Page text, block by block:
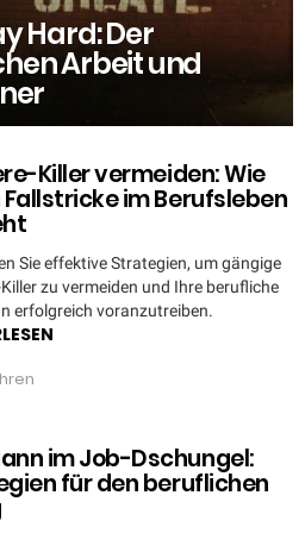
Hard: Der
Arbeit und
Killer vermeiden: Wie
Fallstricke im Berufsleben
Sie effektive Strategien, um gängige
zu vermeiden und Ihre berufliche
erfolgreich voranzutreiben.
im Job-Dschungel:
für den beruflichen